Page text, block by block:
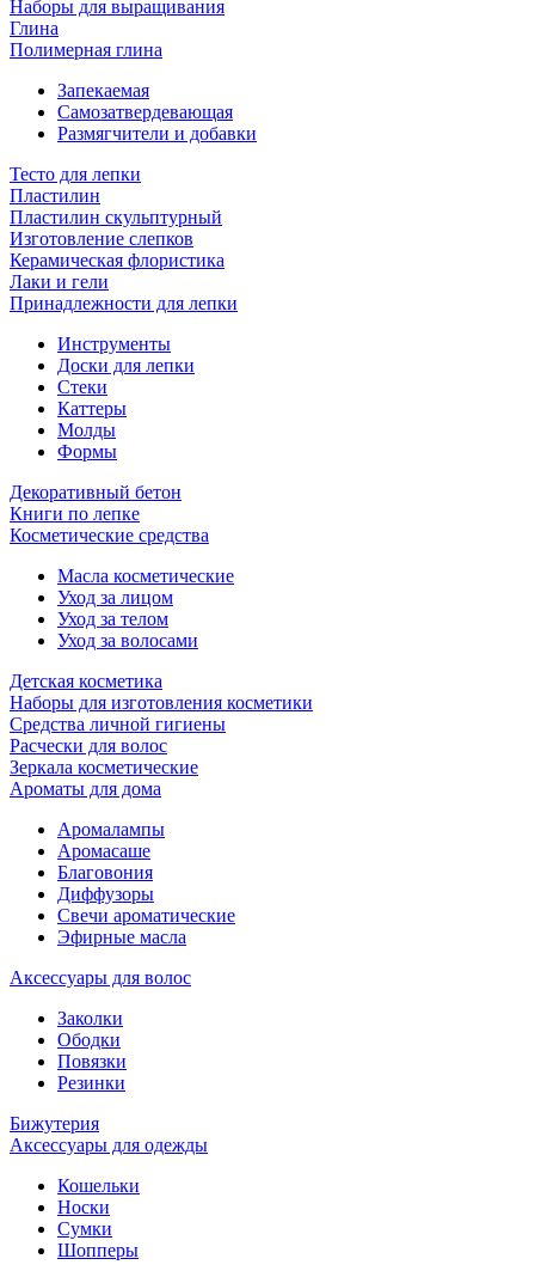
Наборы для выращивания
Глина
Полимерная глина
Запекаемая
Самозатвердевающая
Размягчители и добавки
Тесто для лепки
Пластилин
Пластилин скульптурный
Изготовление слепков
Керамическая флористика
Лаки и гели
Принадлежности для лепки
Инструменты
Доски для лепки
Стеки
Каттеры
Молды
Формы
Декоративный бетон
Книги по лепке
Косметические средства
Масла косметические
Уход за лицом
Уход за телом
Уход за волосами
Детская косметика
Наборы для изготовления косметики
Средства личной гигиены
Расчески для волос
Зеркала косметические
Ароматы для дома
Аромалампы
Аромасаше
Благовония
Диффузоры
Свечи ароматические
Эфирные масла
Аксессуары для волос
Заколки
Ободки
Повязки
Резинки
Бижутерия
Аксессуары для одежды
Кошельки
Носки
Сумки
Шопперы